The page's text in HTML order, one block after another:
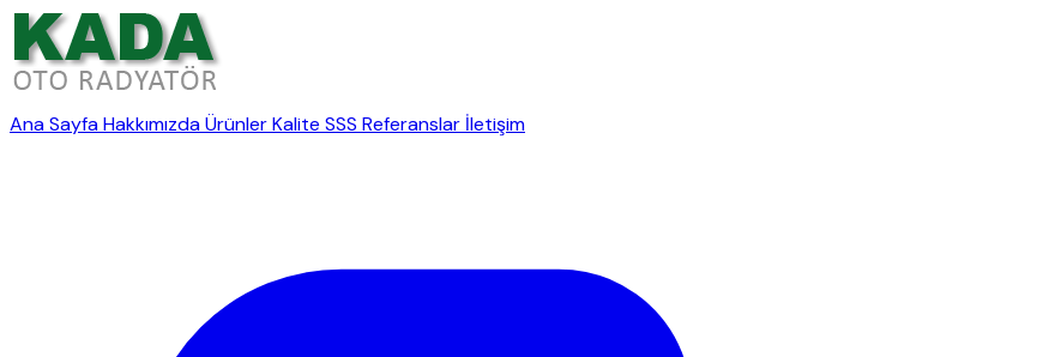
Ana SayfaHakkımızdaÜrünlerKalite SSS Referanslar İletişim